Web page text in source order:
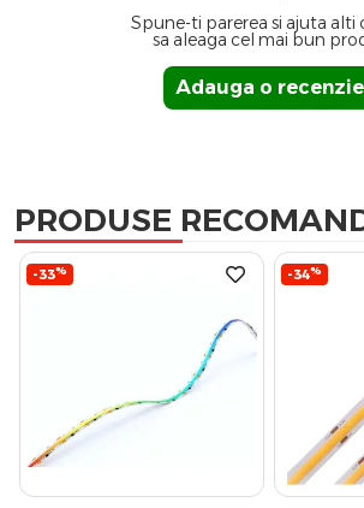
Spune-ti parerea si ajuta alti
sa aleaga cel mai bun
Adauga o recenzie
PRODUSE
-33% -34%